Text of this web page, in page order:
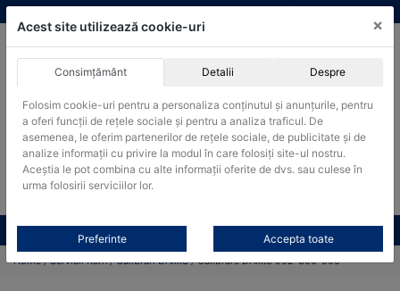
Skip
to
Produsele pot fi achizitionate si in sistemul SEAP / SICAP
Products
search
CAUTARE
Toate produsele CONTACT
Home/Servicii Kern/Calibrari DAkkS/ Calibrare DAkkS 962-300-600
Acest site utilizează cookie-uri ×
Consimțământ Detalii Despre
Folosim cookie-uri pentru a personaliza conținutul și anunțurile, pentru
a oferi funcții de rețele sociale și pentru a analiza traficul. De
asemenea, le oferim partenerilor de rețele sociale, de publicitate și de
analize informații cu privire la modul în care folosiți site-ul nostru.
Aceștia le pot combina cu alte informații oferite de dvs. sau culese în
urma folosirii serviciilor lor.
Preferinte Accepta toate